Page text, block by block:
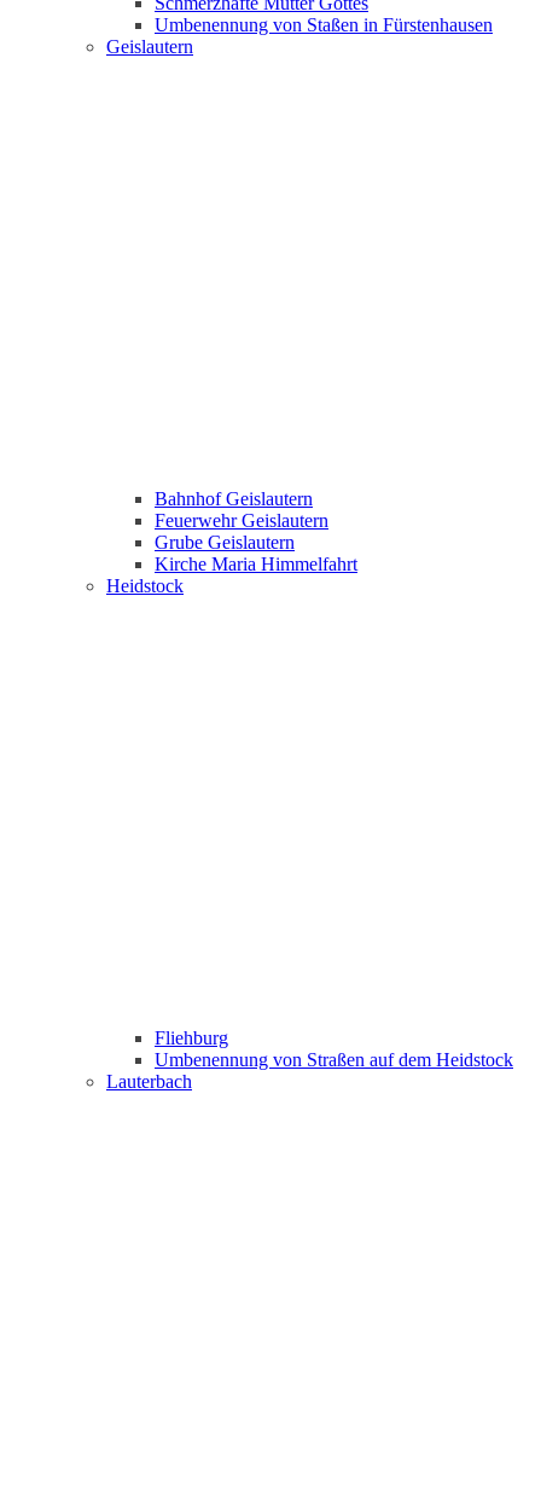
Umbenennung von Staßen in Fürstenhausen
Geislautern
Bahnhof Geislautern
Feuerwehr Geislautern
Grube Geislautern
Kirche Maria Himmelfahrt
Heidstock
Fliehburg
Umbenennung von Straßen auf dem Heidstock
Lauterbach